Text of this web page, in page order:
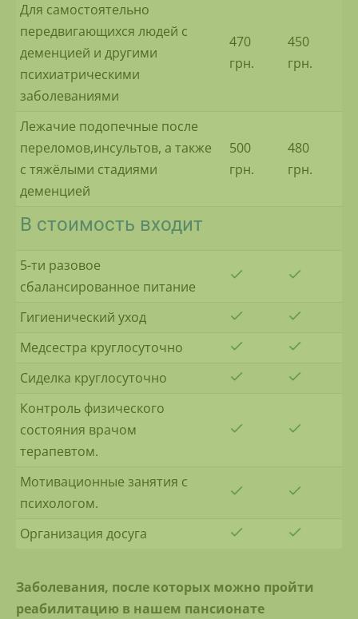
Для самостоятельно
передвигающихся людей с
деменцией и другими
психиатрическими
заболеваниями
470
грн.
450
грн.
Лежачие подопечные после
переломов,инсультов, а также
с тяжёлыми стадиями
деменцией
500
грн.
480
грн.
В стоимость входит
5-ти разовое
сбалансированное питание
Гигиенический уход
Медсестра круглосуточно
Сиделка круглосуточно
Контроль физического
состояния врачом
терапевтом.
Мотивационные занятия с
психологом.
Организация досуга
Заболевания, после которых можно пройти
реабилитацию в нашем пансионате